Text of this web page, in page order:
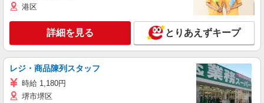
港区
詳細を見る とりあえずキープ
レジ・商品陳列スタッフ
時給 1,180円
堺市堺区